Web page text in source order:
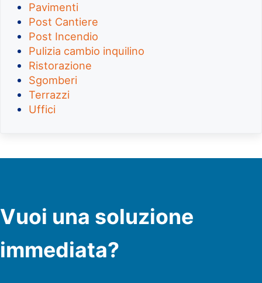
Pavimenti
Post Cantiere
Post Incendio
Pulizia cambio inquilino
Ristorazione
Sgomberi
Terrazzi
Uffici
Vuoi una soluzione
immediata?